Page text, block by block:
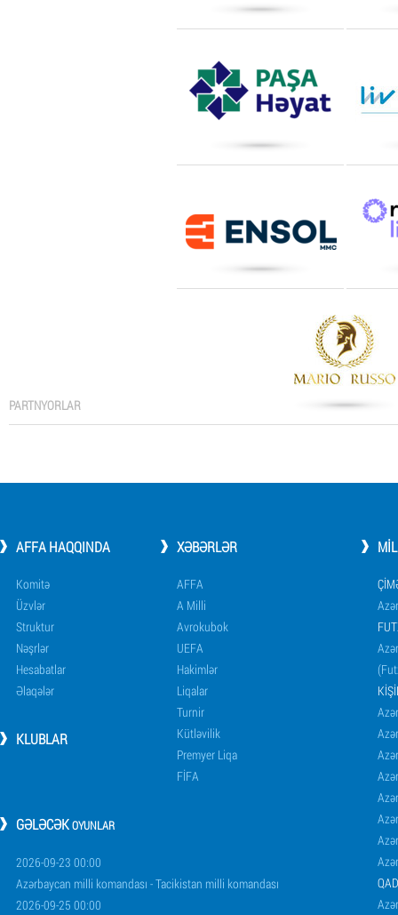
PARTNYORLAR
AFFA HAQQINDA
Komitə
Üzvlər
Struktur
Nəşrlər
Hesabatlar
Əlaqələr
KLUBLAR
XƏBƏRLƏR
AFFA
A Milli
Avrokubok
UEFA
Hakimlər
Liqalar
Turnir
Kütləvilik
Premyer Liqa
FİFA
GƏLƏCƏKOYUNLAR
2026-09-23 00:00
Azərbaycan milli komandası - Tacikistan milli komandası
2026-09-25 00:00